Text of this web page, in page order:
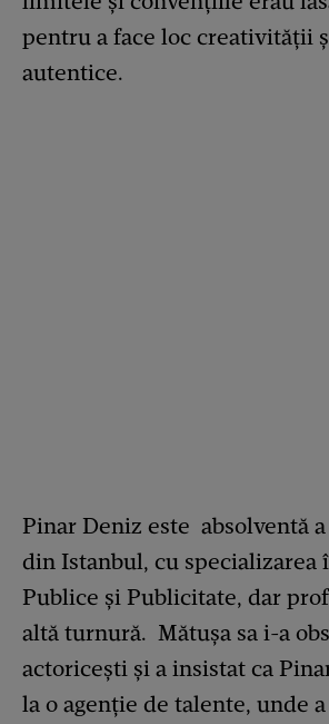
pentru a face loc creativității
autentice.
Pinar Deniz este absolventă
din Istanbul, cu specializarea
Publice și Publicitate, dar
altă turnură. Mătușa sa i-a
actoricești și a insistat ca
la o agenție de talente, unde